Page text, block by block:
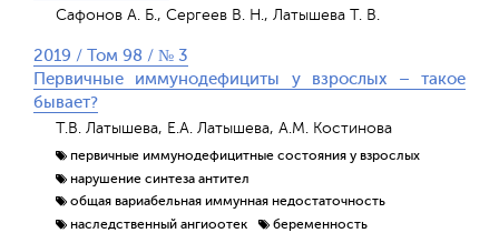
Сафонов А. Б., Сергеев В. Н., Латышева Т. В.
2019 / Том 98 / № 3
Первичные иммунодефициты у взрослых – такое
бывает?
Т.В. Латышева, Е.А. Латышева, А.М. Костинова
первичные иммунодефицитные состояния у взрослых
нарушение синтеза антител
общая вариабельная иммунная недостаточность
наследственный ангиоотек
беременность